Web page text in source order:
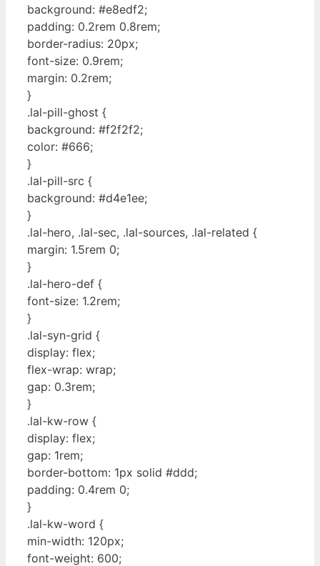
background: #e8edf2;
padding: 0.2rem 0.8rem;
border-radius: 20px;
font-size: 0.9rem;
margin: 0.2rem;
}
.lal-pill-ghost {
background: #f2f2f2;
color: #666;
}
.lal-pill-src {
background: #d4e1ee;
}
.lal-hero, .lal-sec, .lal-sources, .lal-related {
margin: 1.5rem 0;
}
.lal-hero-def {
font-size: 1.2rem;
}
.lal-syn-grid {
display: flex;
flex-wrap: wrap;
gap: 0.3rem;
}
.lal-kw-row {
display: flex;
gap: 1rem;
border-bottom: 1px solid #ddd;
padding: 0.4rem 0;
}
.lal-kw-word {
min-width: 120px;
font-weight: 600;